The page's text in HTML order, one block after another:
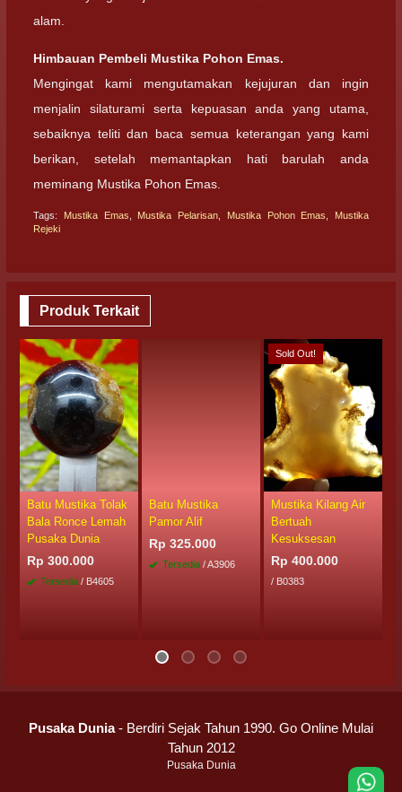
alam.
Himbauan Pembeli Mustika Pohon Emas.
Mengingat kami mengutamakan kejujuran dan ingin
menjalin silaturami serta kepuasan anda yang utama,
sebaiknya teliti dan baca semua keterangan yang kami
berikan, setelah memantapkan hati barulah anda
meminang Mustika Pohon Emas.
Tags: Mustika Emas Mustika Pelarisan Mustika Pohon Emas
Mustika
Rejeki
Produk Terkait
Batu Mustika Tolak
Bala Ronce Lemah
Pusaka Dunia
Rp 300.000
Tersedia / B4605
Batu Mustika
Pamor Alif
Rp 325.000
Tersedia / A3906
Sold Out!
Mustika Kilang Air
Bertuah
Kesuksesan
Rp 400.000
/ B0383
Pusaka Dunia- Berdiri Sejak Tahun 1990. Go Online Mulai
Tahun 2012
Pusaka Dunia